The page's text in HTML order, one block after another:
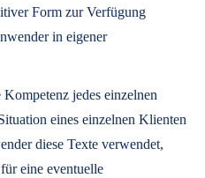
Form zur Verfügung
in eigener
jedes einzelnen
eines einzelnen Klienten
diese Texte verwendet,
eine eventuelle